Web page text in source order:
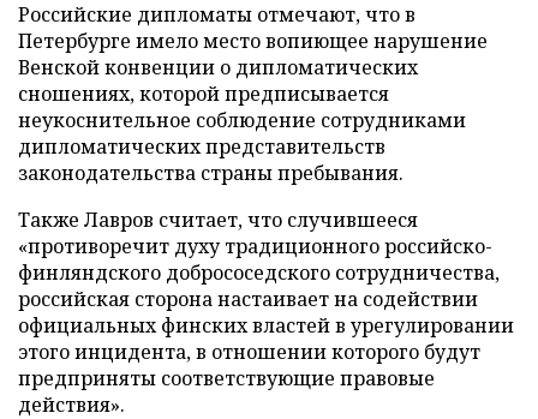
Российские дипломаты отмечают, что в
Петербурге имело место вопиющее нарушение
Венской конвенции о дипломатических
сношениях, которой предписывается
неукоснительное соблюдение сотрудниками
дипломатических представительств
законодательства страны пребывания.
Также Лавров считает, что случившееся
«противоречит духу традиционного российско-
финляндского добрососедского сотрудничества,
российская сторона настаивает на содействии
официальных финских властей в урегулировании
этого инцидента, в отношении которого будут
предприняты соответствующие правовые
действия».